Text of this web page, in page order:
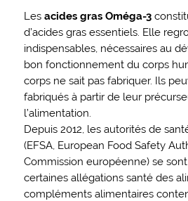
Les acides gras Oméga-3
d’acides gras essentiels. Elle
indispensables, nécessaires au
bon fonctionnement du corps
corps ne sait pas fabriquer. Ils
fabriqués à partir de leur
l’alimentation.
Depuis 2012, les autorités de
(EFSA, European Food Safety
Commission européenne) se
certaines allégations santé des
compléments alimentaires